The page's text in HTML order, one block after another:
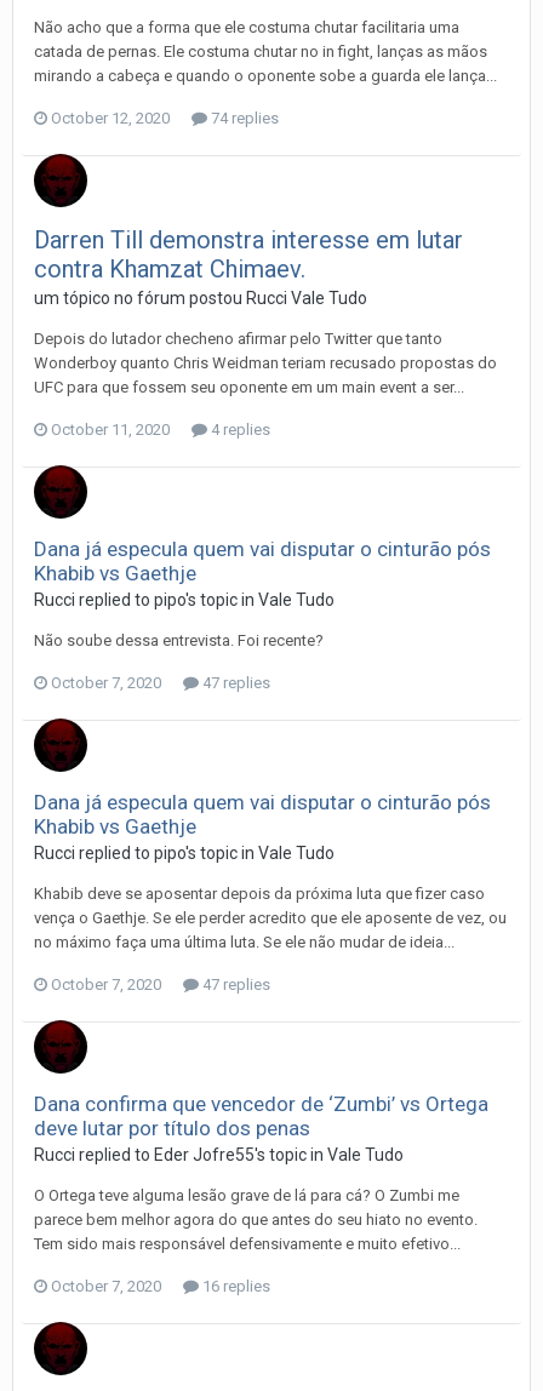
Não acho que a forma que ele costuma chutar facilitaria uma
catada de pernas. Ele costuma chutar no in fight, lanças as mãos
mirando a cabeça e quando o oponente sobe a guarda ele lança...
October 12, 2020 74 replies
Darren Till demonstra interesse em lutar
contra Khamzat Chimaev.
um tópico no fórum postou Rucci Vale Tudo
Depois do lutador checheno afirmar pelo Twitter que tanto
Wonderboy quanto Chris Weidman teriam recusado propostas do
UFC para que fossem seu oponente em um main event a ser...
October 11, 2020 4 replies
Dana já especula quem vai disputar o cinturão pós
Khabib vs Gaethje
Rucci replied to pipo's topic in Vale Tudo
Não soube dessa entrevista. Foi recente?
October 7, 2020 47 replies
Dana já especula quem vai disputar o cinturão pós
Khabib vs Gaethje
Rucci replied to pipo's topic in Vale Tudo
Khabib deve se aposentar depois da próxima luta que fizer caso
vença o Gaethje. Se ele perder acredito que ele aposente de vez, ou
no máximo faça uma última luta. Se ele não mudar de ideia...
October 7, 2020 47 replies
Dana confirma que vencedor de ‘Zumbi’ vs Ortega
deve lutar por título dos penas
Rucci replied to Eder Jofre55's topic in Vale Tudo
O Ortega teve alguma lesão grave de lá para cá? O Zumbi me
parece bem melhor agora do que antes do seu hiato no evento.
Tem sido mais responsável defensivamente e muito efetivo...
October 7, 2020 16 replies